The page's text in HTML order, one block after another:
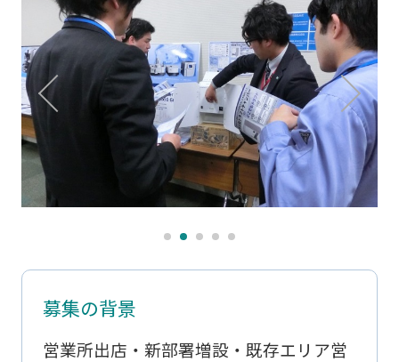
募集の背景
営業所出店・新部署増設・既存エリア営